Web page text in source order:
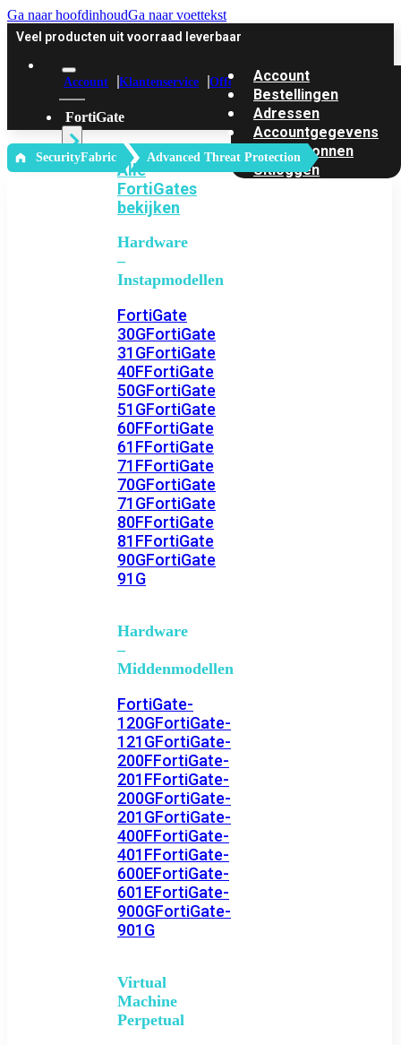
Ga naar hoofdinhoudGa naar voettekst
Veel producten uit voorraad leverbaar
Account Klantenservice Offerte
FortiGate
Alle
FortiGates
bekijken
Hardware
–
Instapmodellen
FortiGate
30GFortiGate
31GFortiGate
40FFortiGate
50GFortiGate
51GFortiGate
60FFortiGate
61FFortiGate
71FFortiGate
70GFortiGate
71GFortiGate
80FFortiGate
81FFortiGate
90GFortiGate
91G
Hardware
–
Middenmodellen
FortiGate-
120GFortiGate-
121GFortiGate-
200FFortiGate-
201FFortiGate-
200GFortiGate-
201GFortiGate-
400FFortiGate-
401FFortiGate-
600EFortiGate-
601EFortiGate-
900GFortiGate-
901G
Virtual
Machine
Perpetual
Account
Bestellingen
Adressen
Accountgegevens
Kortingbonnen
Uitloggen
‎ SecurityFabric Advanced Threat Protection